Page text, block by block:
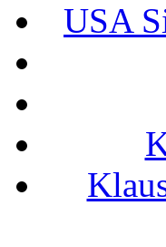
USA